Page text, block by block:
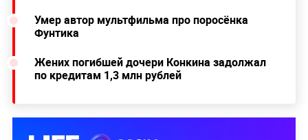
Умер автор мультфильма про поросёнка
Фунтика
Жених погибшей дочери Конкина задолжал
по кредитам 1,3 млн рублей